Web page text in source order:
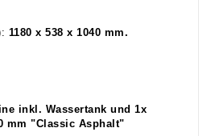
1180 x 538 x 1040 mm.
inkl. Wassertank und 1x
mm "Classic Asphalt"